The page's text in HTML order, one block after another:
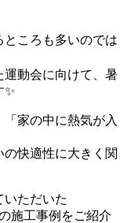
ころも多いのでは
運動会に向けて、暑
家の中に熱気が入
快適性に大きく関
いただいた
施工事例をご紹介